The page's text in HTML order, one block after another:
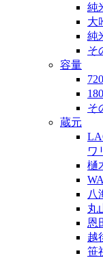
純
大
純
そ
容量
そ
蔵元
ワ
樋
八
丸
恩
越
笹